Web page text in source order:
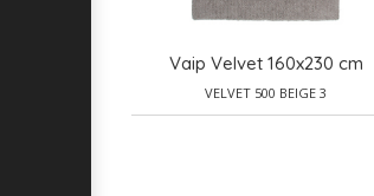
Vaip Velvet 160x230 cm
VELVET 500 BEIGE 3